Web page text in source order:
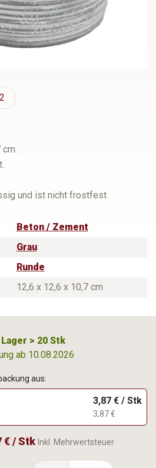
cm.
und ist nicht frostfest.
Beton / Zement
Grau
Runde
12,6 x 12,6 x 10,7 cm
> 20 Stk
ab 10.08.2026
aus:
3,87 € / Stk
3,87 €
€ / Stk Inkl. Mehrwertsteuer